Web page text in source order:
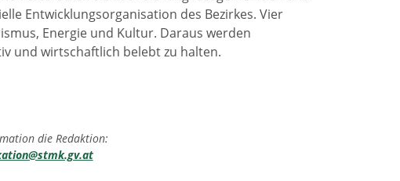
Entwicklungsorganisation des Bezirkes. Vier
Energie und Kultur. Daraus werden
und wirtschaftlich belebt zu halten.
die Redaktion: